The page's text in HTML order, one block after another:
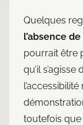
Quelques
l’absence
pourrait être
qu’il
toutefois que